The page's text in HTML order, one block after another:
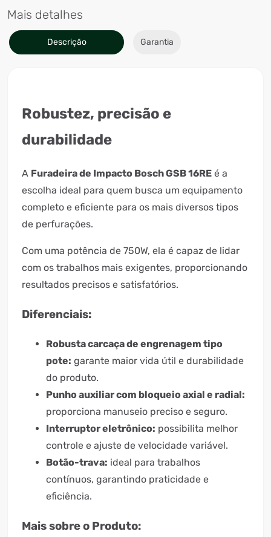
Mais detalhes
Descrição Garantia
Robustez, precisão e
durabilidade
A Furadeira de Impacto Bosch GSB 16RE é a
escolha ideal para quem busca um equipamento
completo e eficiente para os mais diversos tipos
de perfurações.
Com uma potência de 750W, ela é capaz de lidar
com os trabalhos mais exigentes, proporcionando
resultados precisos e satisfatórios.
Diferenciais:
Robusta carcaça de engrenagem tipo
pote: garante maior vida útil e durabilidade
do produto.
Punho auxiliar com bloqueio axial e radial:
proporciona manuseio preciso e seguro.
Interruptor eletrônico: possibilita melhor
controle e ajuste de velocidade variável.
Botão-trava: ideal para trabalhos
contínuos, garantindo praticidade e
eficiência.
Mais sobre o Produto: